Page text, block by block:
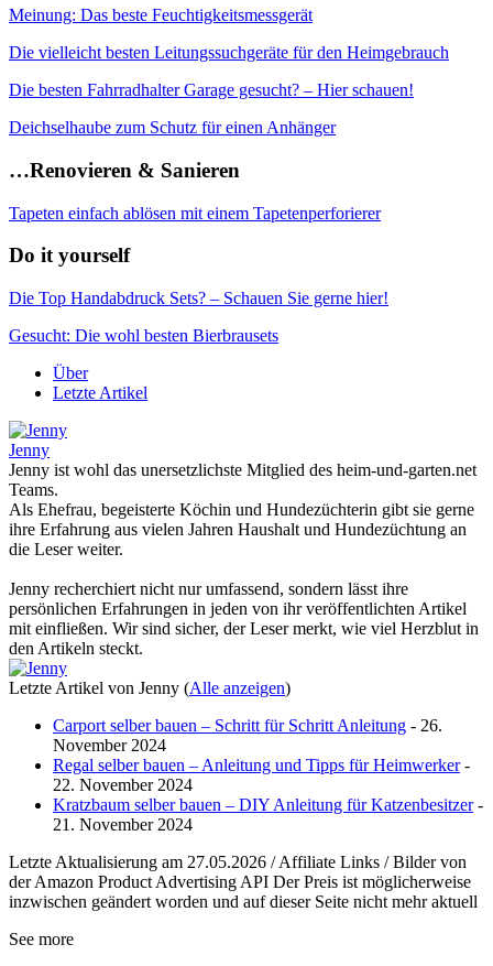
Meinung: Das beste Feuchtigkeitsmessgerät
Die vielleicht besten Leitungssuchgeräte für den Heimgebrauch
Die besten Fahrradhalter Garage gesucht? – Hier schauen!
Deichselhaube zum Schutz für einen Anhänger
…Renovieren & Sanieren
Tapeten einfach ablösen mit einem Tapetenperforierer
Do it yourself
Die Top Handabdruck Sets? – Schauen Sie gerne hier!
Gesucht: Die wohl besten Bierbrausets
Über
Letzte Artikel
Jenny
Jenny ist wohl das unersetzlichste Mitglied des heim-und-garten.net
Teams.
Als Ehefrau, begeisterte Köchin und Hundezüchterin gibt sie gerne
ihre Erfahrung aus vielen Jahren Haushalt und Hundezüchtung an
die Leser weiter.
Jenny recherchiert nicht nur umfassend, sondern lässt ihre
persönlichen Erfahrungen in jeden von ihr veröffentlichten Artikel
mit einfließen. Wir sind sicher, der Leser merkt, wie viel Herzblut in
den Artikeln steckt.
Letzte Artikel von Jenny (Alle anzeigen)
Carport selber bauen – Schritt für Schritt Anleitung - 26.
November 2024
Regal selber bauen – Anleitung und Tipps für Heimwerker-
22. November 2024
Kratzbaum selber bauen – DIY Anleitung für Katzenbesitzer-
21. November 2024
Letzte Aktualisierung am 27.05.2026 / Affiliate Links / Bilder von
der Amazon Product Advertising API Der Preis ist möglicherweise
inzwischen geändert worden und auf dieser Seite nicht mehr aktuell
See more